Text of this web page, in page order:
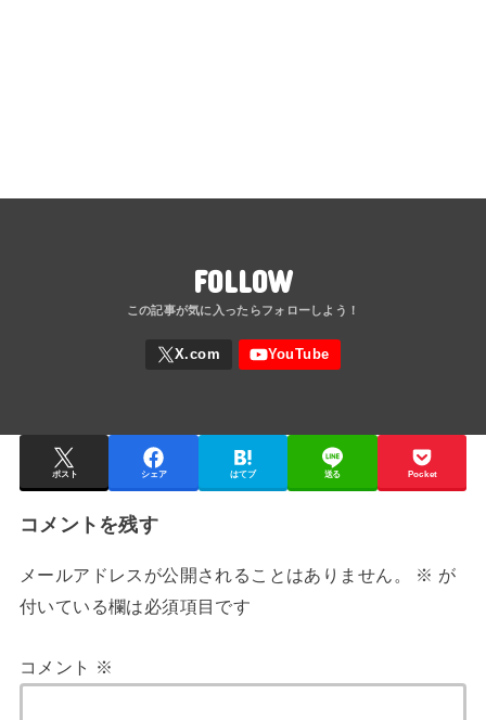
FOLLOW
ポスト シェア はてブ 送る Pocket
コメントを残す
メールアドレスが公開されることはありません。 ※ が
付いている欄は必須項目です
コメント ※